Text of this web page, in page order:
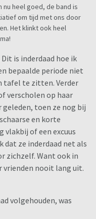
heel goed, de band is
om tijd met ons door
Het klinkt ook heel
is inderdaad hoe ik
bepaalde periode niet
tafel te zitten. Verder
verscholen op haar
geleden, toen ze nog bij
en korte
of een excuus
dat ze inderdaad net als
zichzelf. Want ook in
vrienden nooit lang uit.
volgehouden, was